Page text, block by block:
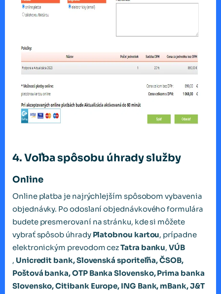
4. Voľba spôsobu úhrady služby
Online
Online platba je najrýchlejším spôsobom vybavenia
objednávky. Po odoslaní objednávkového formulára
budete presmerovaní na stránku, kde si môžete
vybrať spôsob úhrady Platobnou kartou, prípadne
elektronickým prevodom cezTatra banku,VÚB
, Unicredit bank, Slovenská sporiteľňa, ČSOB,
Poštová banka, OTP Banka Slovensko, Prima banka
Slovensko, Citibank Europe, ING Bank, mBank, J&T